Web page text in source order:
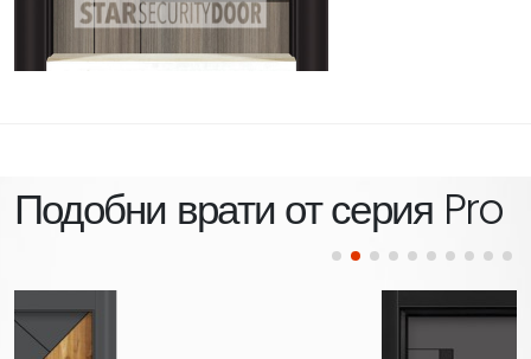
Подобни врати от серия Pro